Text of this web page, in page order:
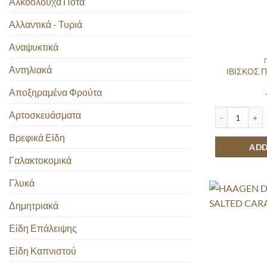
Αλλαντικά - Τυριά
Αναψυκτικά
Αντηλιακά
Αποξηραμένα Φρούτα
Αρτοσκευάσματα
Βρεφικά Είδη
Γαλακτοκομικά
Γλυκά
Δημητριακά
Είδη Επάλειψης
Είδη Καπνιστού
ΙΒΙΣΚΟΣ